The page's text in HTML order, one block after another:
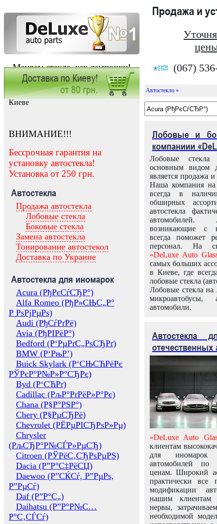
Меняем стекла, как лампочки!
Продажа и
(067)
Заказать установку автостекла в
Киеве
ВНИМАНИЕ!!!
Бессрочная гарантия на
установку автостекла!
Установка от 250 грн.
Автостекла
Продажа автостекла
Лобовые стекла
Боковые стекла
Замена автостекла
Тонирование автостекол
Доставка по Украине
Автостекла для иномарок
Acura (РђРєСѓСЂР°)
Alfa Romeo (РђР»СЊС„Р°
Р РѕРјРµРѕ)
Audi (РђСѓРґРё)
Avia (РђРІРёР°)
Bedford (Р‘РµРґС„РѕСЂРґ)
BMW (Р‘РњР’)
Buick Skylark (Р‘СЊСЋРёРє
РЎРєР°Р№Р»Р°СЂРє)
Byd (Р‘СЋРґ)
Cadillac (РљР°РґРёР»Р°Рє)
Chana (Р§Р°РЅР°)
Chery (Р§РµСЂРё)
Chevrolet (РЁРµРІСЂРѕР»Рµ)
Chrysler
(РљСЂР°Р№СЃР»РµСЂ)
Citroen (РЎРёС‚СЂРѕРµРЅ)
Dacia (Р”Р°С‡РёСЏ)
Daewoo (Р”СЌСѓ, Р”РµРѕ,
Р”РµСѓ)
Daf (Р”Р°С„)
Daihatsu (Р”Р°Р№С…
Р°С‚СЃСѓ)
Автостекло »
Лобовые и
компаниии
Лобовые
основным видом
является продажа и
Наша компания на
всегда в
обширных
автостекла
возникающие с
всегда поможет
персонал. На
«DeLuxe Auto
самых больших
в Киеве, где
лобовые стекла
Лобовые стекла на
микроавтобусы,
автомобили.
Автостекла
отечественных
«DeLuxe Auto
клиентам
для иномарок
автомобилей
ценам. Широкий
практически все
модификации
нашим клиентам
нервы,
необходимой